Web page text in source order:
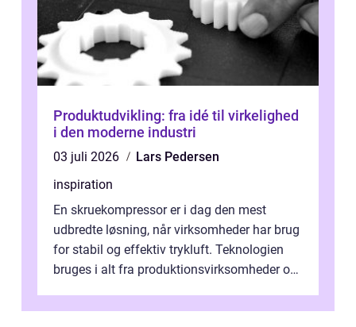
Produktudvikling: fra idé til virkelighed
i den moderne industri
03 juli 2026
Lars Pedersen
inspiration
En skruekompressor er i dag den mest
udbredte løsning, når virksomheder har brug
for stabil og effektiv trykluft. Teknologien
bruges i alt fra produktionsvirksomheder og